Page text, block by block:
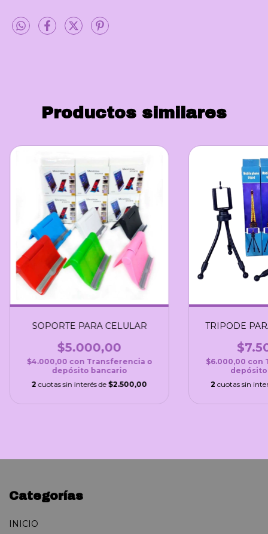
Productos similares
SOPORTE PARA CELULAR
$5.000,00
$4.000,00 con Transferencia o
depósito bancario
2 cuotas sin interés de $2.500,00
TRIPODE
$6.000,00 con
2 cuotas sin
Categorías
INICIO